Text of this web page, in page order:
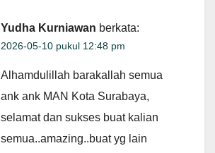
Yudha Kurniawan berkata:
2026-05-10 pukul 12:48 pm
Alhamdulillah barakallah semua
ank ank MAN Kota Surabaya,
selamat dan sukses buat kalian
semua..amazing..buat yg lain